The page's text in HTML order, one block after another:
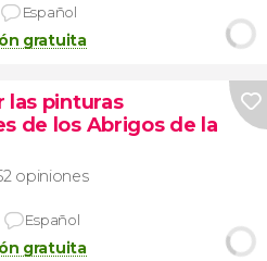
Español
gratuita
las pinturas
de los Abrigos de la
opiniones
Español
gratuita